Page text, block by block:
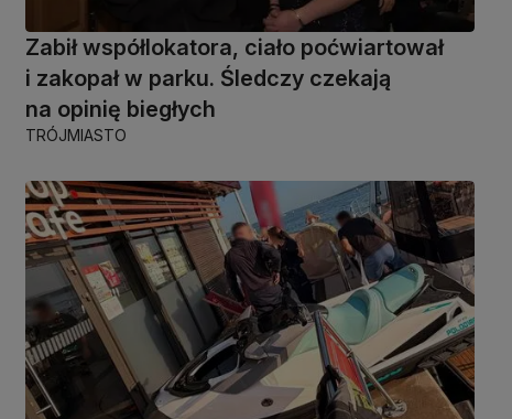
Zabił współlokatora, ciało poćwiartował
i zakopał w parku. Śledczy czekają
na opinię biegłych
TRÓJMIASTO